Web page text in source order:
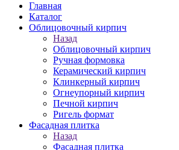
Главная
Каталог
Облицовочный кирпич
Назад
Облицовочный кирпич
Ручная формовка
Керамический кирпич
Клинкерный кирпич
Огнеупорный кирпич
Печной кирпич
Ригель формат
Фасадная плитка
Назад
Фасадная плитка